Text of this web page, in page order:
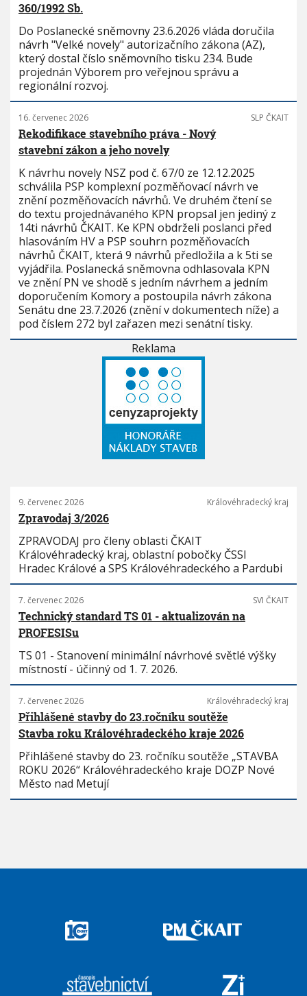
360/1992 Sb.
Do Poslanecké sněmovny 23.6.2026 vláda doručila
návrh "Velké novely" autorizačního zákona (AZ),
který dostal číslo sněmovního tisku 234. Bude
projednán Výborem pro veřejnou správu a
regionální rozvoj.
16. červenec 2026 SLP ČKAIT
Rekodifikace stavebního práva - Nový
stavební zákon a jeho novely
K návrhu novely NSZ pod č. 67/0 ze 12.12.2025
schválila PSP komplexní pozměňovací návrh ve
znění pozměňovacích návrhů. Ve druhém čtení se
do textu projednávaného KPN propsal jen jediný z
14ti návrhů ČKAIT. Ke KPN obdrželi poslanci před
hlasováním HV a PSP souhrn pozměňovacích
návrhů ČKAIT, která 9 návrhů předložila a k 5ti se
vyjádřila. Poslanecká sněmovna odhlasovala KPN
ve znění PN ve shodě s jedním návrhem a jedním
doporučením Komory a postoupila návrh zákona
Senátu dne 23.7.2026 (znění v dokumentech níže) a
pod číslem 272 byl zařazen mezi senátní tisky.
Reklama
9. červenec 2026 Královéhradecký kraj
Zpravodaj 3/2026
ZPRAVODAJ pro členy oblasti ČKAIT
Královéhradecký kraj, oblastní pobočky ČSSI
Hradec Králové a SPS Královéhradeckého a Pardubi
7. červenec 2026 SVI ČKAIT
Technický standard TS 01 - aktualizován na
PROFESISu
TS 01 - Stanovení minimální návrhové světlé výšky
místností - účinný od 1. 7. 2026.
7. červenec 2026 Královéhradecký kraj
Přihlášené stavby do 23.ročníku soutěže
Stavba roku Královéhradeckého kraje 2026
Přihlášené stavby do 23. ročníku soutěže „STAVBA
ROKU 2026“ Královéhradeckého kraje DOZP Nové
Město nad Metují